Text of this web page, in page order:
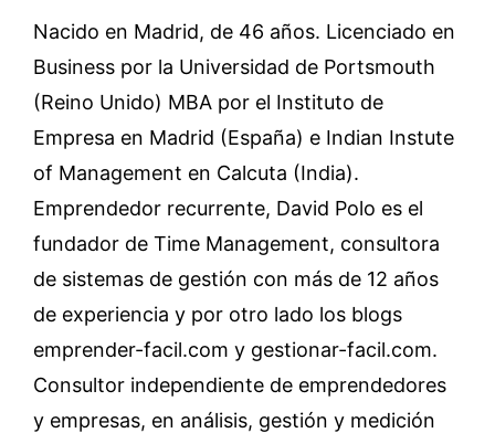
Nacido en Madrid, de 46 años. Licenciado en
Business por la Universidad de Portsmouth
(Reino Unido) MBA por el Instituto de
Empresa en Madrid (España) e Indian Instute
of Management en Calcuta (India).
Emprendedor recurrente, David Polo es el
fundador de Time Management, consultora
de sistemas de gestión con más de 12 años
de experiencia y por otro lado los blogs
emprender-facil.com y gestionar-facil.com.
Consultor independiente de emprendedores
y empresas, en análisis, gestión y medición